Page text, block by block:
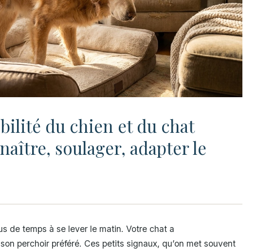
du chien et du chat
soulager, adapter le
de temps à se lever le matin. Votre chat a
perchoir préféré. Ces petits signaux, qu’on met souvent